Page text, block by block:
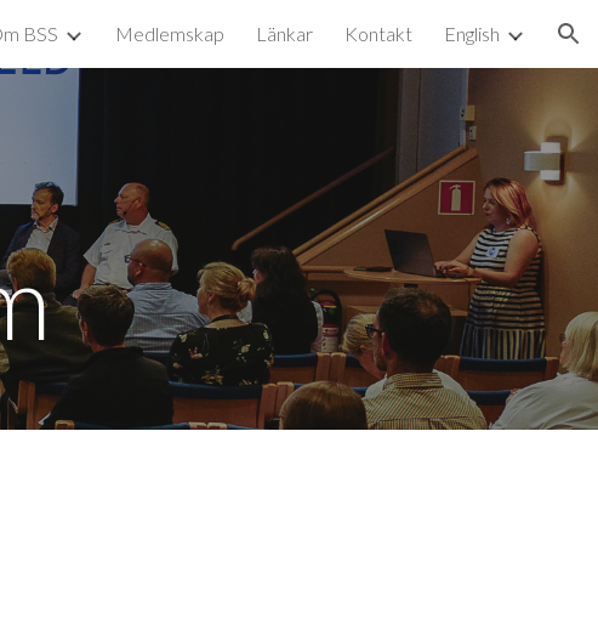
BSS Medlemskap Länkar Kontakt English